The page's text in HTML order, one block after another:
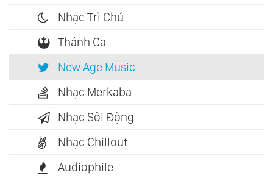
Nhạc Trì Chú
Thánh Ca
New Age Music
Nhạc Merkaba
Nhạc Sôi Động
Nhạc Chillout
Audiophile